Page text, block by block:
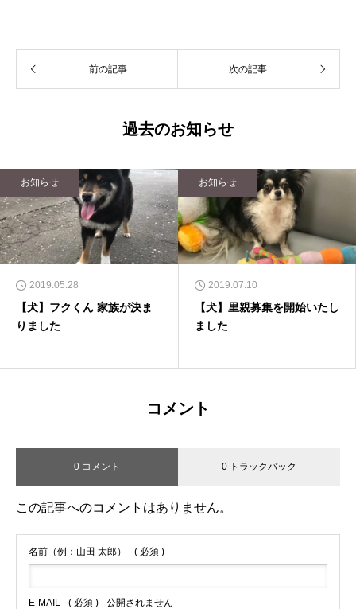
前の記事 次の記事
過去のお知らせ
お知らせ
2019.05.28
【犬】フクくん 家族が決ま
りました
お知らせ
2019.07.10
【犬】里親募集を開始いたし
ました
コメント
0 コメント 0 トラックバック
この記事へのコメントはありません。
名前（例：山田 太郎） ( 必須 )
E-MAIL ( 必須 ) - 公開されません -